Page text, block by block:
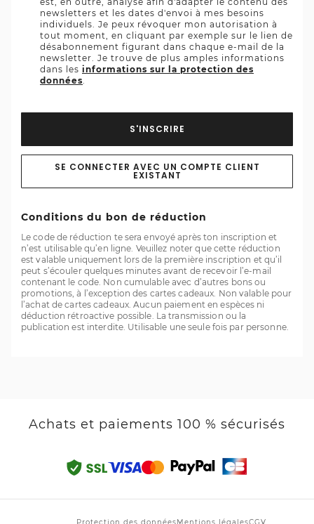
newsletters et les dates d'envoi à mes besoins
individuels. Je peux révoquer mon autorisation à
tout moment, en cliquant par exemple sur le lien de
désabonnement figurant dans chaque e-mail de la
newsletter. Je trouve de plus amples informations
dans les informations sur la protection des
données.
S'INSCRIRE
SE CONNECTER AVEC UN COMPTE CLIENT
EXISTANT
Conditions du bon de réduction
Le code de réduction te sera envoyé après ton inscription et
n’est utilisable qu’en ligne. Veuillez noter que cette réduction
est valable uniquement lors de la première inscription et qu’il
peut s’écouler quelques minutes avant de recevoir l’e-mail
contenant le code. Non cumulable avec d’autres bons ou
promotions, à l’exception des cartes cadeaux. Non valable pour
l’achat de cartes cadeaux. Aucun paiement en espèces ni
déduction rétroactive possible. La transmission ou la
publication est interdite. Utilisable une seule fois par personne.
Achats et paiements 100 % sécurisés